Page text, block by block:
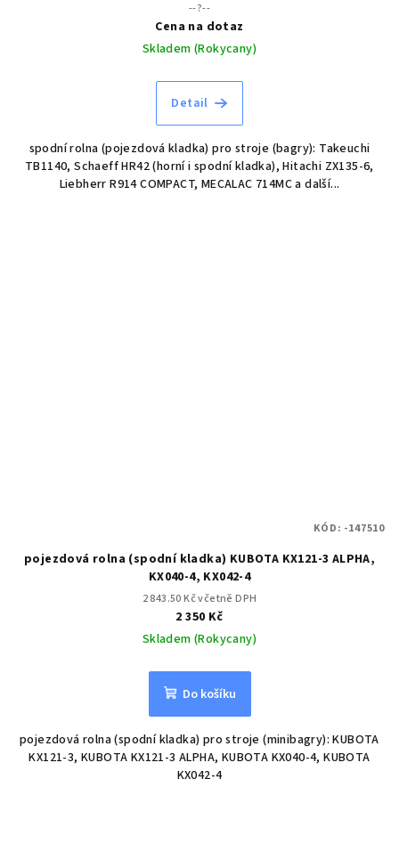
--?--
Cena na dotaz
Skladem (Rokycany)
Detail
spodní rolna (pojezdová kladka) pro stroje (bagry): Takeuchi
TB1140, Schaeff HR42 (horní i spodní kladka), Hitachi ZX135-6,
Liebherr R914 COMPACT, MECALAC 714MC a další...
pojezdová rolna (spodní kladka) KUBOTA KX121-3 ALPHA,
KX040-4, KX042-4
2 843.50 Kč včetně DPH
2 350 Kč
Skladem (Rokycany)
Do košíku
pojezdová rolna (spodní kladka) pro stroje (minibagry): KUBOTA
KX121-3, KUBOTA KX121-3 ALPHA, KUBOTA KX040-4, KUBOTA
KX042-4
KÓD: -147510